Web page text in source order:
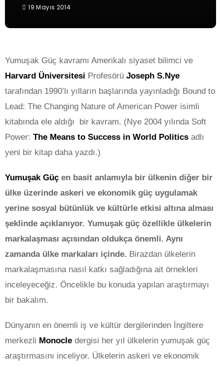
19 Mayıs 2014
Yumuşak Güç kavramı Amerikalı siyaset bilimci ve
Harvard Üniversitesi Profesörü Joseph S.Nye
tarafından 1990’lı yılların başlarında yayınladığı Bound to
Lead: The Changing Nature of American Power isimli
kitabında ele aldığı bir kavram. (Nye 2004 yılında Soft
Power: The Means to Success in World Politics adlı
yeni bir kitap daha yazdı.)
Yumuşak Güç en basit anlamıyla bir ülkenin diğer bir
ülke üzerinde askeri ve ekonomik güç uygulamak
yerine sosyal bütünlük ve kültürle etkisi altına alması
şeklinde açıklanıyor. Yumuşak güç özellikle ülkelerin
markalaşması açısından oldukça önemli. Aynı
zamanda ülke markaları içinde. Birazdan ülkelerin
markalaşmasına nasıl katkı sağladığına ait örnekleri
inceleyeceğiz. Öncelikle bu konuda yapılan araştırmayı
bir bakalım.
Dünyanın en önemli iş ve kültür dergilerinden İngiltere
merkezli Monocle dergisi her yıl ülkelerin yumuşak güç
araştırmasını inceliyor. Ülkelerin askeri ve ekonomik